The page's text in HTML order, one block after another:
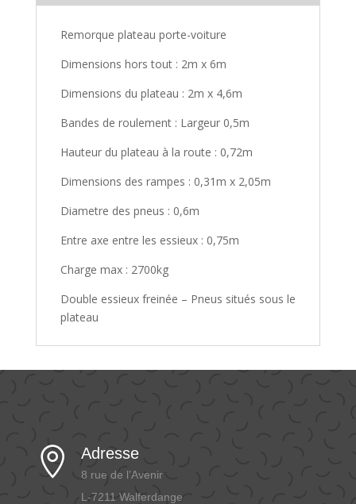
Remorque plateau porte-voiture
Dimensions hors tout : 2m x 6m
Dimensions du plateau : 2m x 4,6m
Bandes de roulement : Largeur 0,5m
Hauteur du plateau à la route : 0,72m
Dimensions des rampes : 0,31m x 2,05m
Diametre des pneus : 0,6m
Entre axe entre les essieux : 0,75m
Charge max : 2700kg
Double essieux freinée – Pneus situés sous le
plateau
 Adresse
8 rue de l’Avenir
L-7211 Walferdange